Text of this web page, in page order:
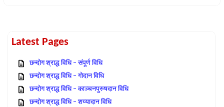
Latest Pages
छन्दोग श्राद्ध विधि – संपूर्ण विधि
छन्दोग श्राद्ध विधि – गोदान विधि
छन्दोग श्राद्ध विधि – काञ्चनपुरुषदान विधि
छन्दोग श्राद्ध विधि – शय्यादान विधि